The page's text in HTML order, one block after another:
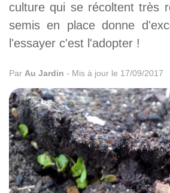
culture qui se récoltent très
semis en place donne
l'essayer c'est l'adopter !
Par Au Jardin - Mis à jour le 17/09/2017